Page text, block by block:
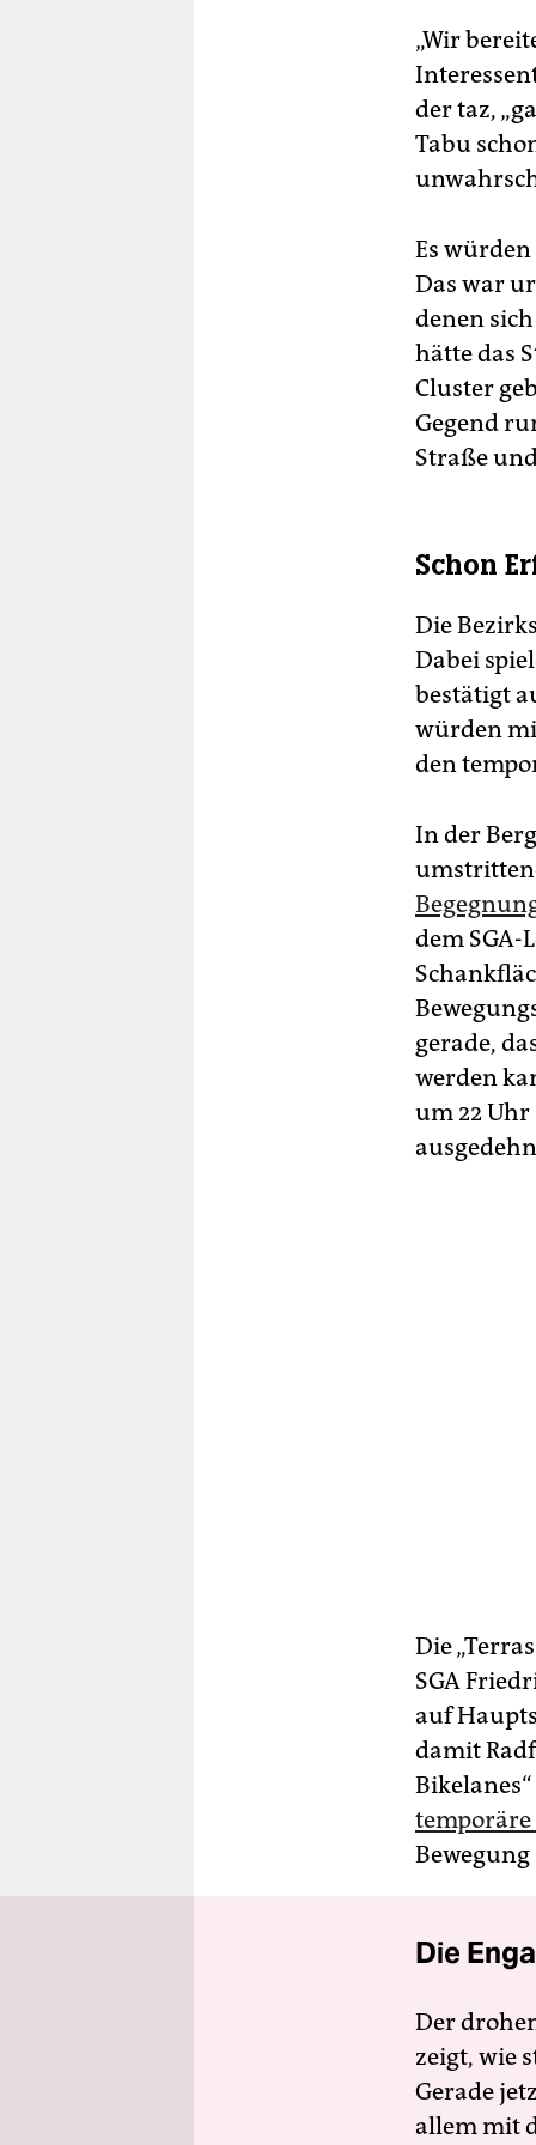
„Wir
der taz,
Tabu
Es
Das war
denen
hätte das
Cluster
Gegend
Straße
Schon
Die
Dabei
bestätigt
würden
den
In der
dem SGA-
gerade,
werden
um 22
Die
SGA
auf
damit
Die
Der
zeigt, wie
Gerade
allem mit